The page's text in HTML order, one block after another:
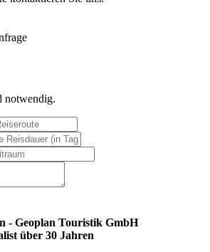
notwendig.
- Geoplan Touristik GmbH
über 30 Jahren